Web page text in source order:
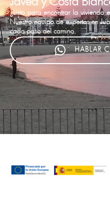
¿Listo para encontrar la vivienda
Nuestro equipo de expertos en
cada paso del camino.
HABLAR